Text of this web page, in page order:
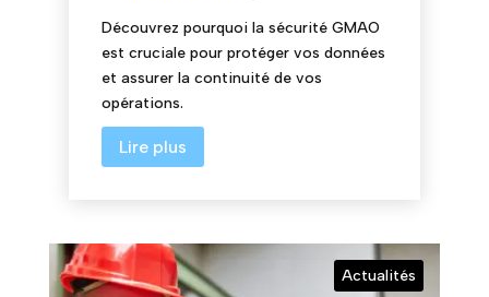
Découvrez pourquoi la sécurité GMAO
est cruciale pour protéger vos données
et assurer la continuité de vos
opérations.
Lire plus
Actualités